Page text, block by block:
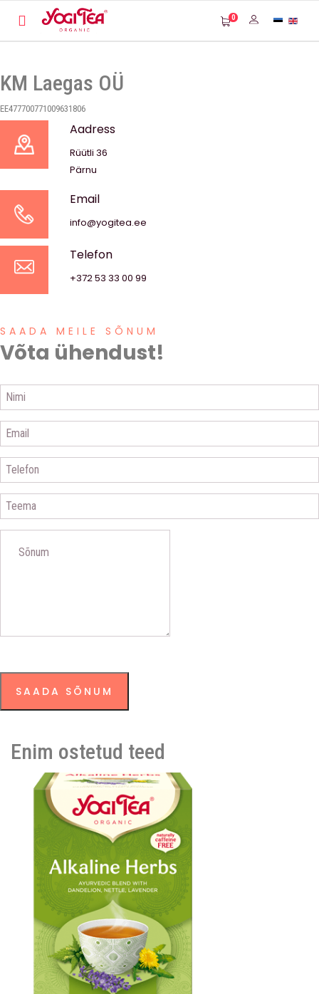
0
KM Laegas OÜ
EE477700771009631806
Aadress
Rüütli 36
Pärnu
Email
info@yogitea.ee
Telefon
+372 53 33 00 99
SAADA MEILE SÕNUM
Võta ühendust!
SAADA SÕNUM
Enim ostetud teed